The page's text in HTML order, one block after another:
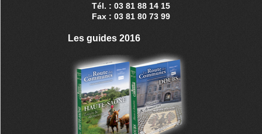
Tél. : 03 81 88 14 15
Fax : 03 81 80 73 99
Les guides 2016